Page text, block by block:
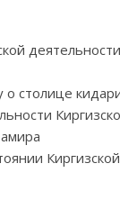
о столице